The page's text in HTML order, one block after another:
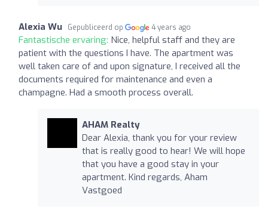
Alexia Wu Gepubliceerd op 4 years ago
Fantastische ervaring: Nice, helpful staff and they are
patient with the questions I have. The apartment was
well taken care of and upon signature, I received all the
documents required for maintenance and even a
champagne. Had a smooth process overall.
AHAM Realty
Dear Alexia, thank you for your review
that is really good to hear! We will hope
that you have a good stay in your
apartment. Kind regards, Aham
Vastgoed